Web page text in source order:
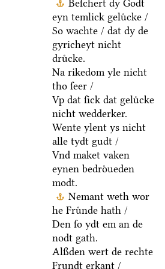
Beſchert dy Godt
eyn temlick geluͤcke /
So wachte / dat dy de
gyricheyt nicht
druͤcke.
Na rikedom yle nicht
tho ſeer /
Vp dat ſick dat geluͤcke
nicht wedderker.
Wente ylent ys nicht
alle tydt gudt /
Vnd maket vaken
eynen bedroͤueden
modt.
Nemant weth wor
he Fruͤnde hath /
Den ſo ydt em an de
nodt gath.
Alßden wert de rechte
Frundt erkant /